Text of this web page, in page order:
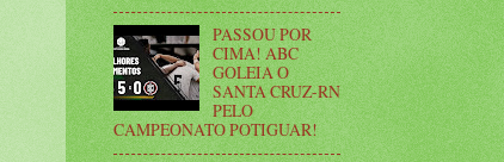
PASSOU POR
CIMA! ABC
GOLEIA O
SANTA CRUZ-RN
PELO
CAMPEONATO POTIGUAR!